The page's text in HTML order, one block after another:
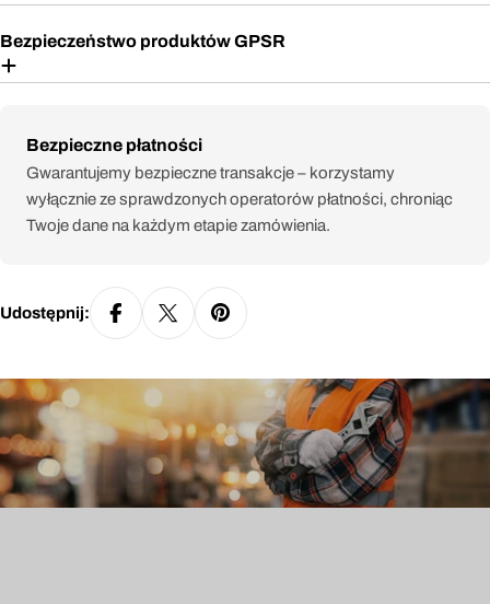
Bezpieczeństwo produktów GPSR
Bezpieczne płatności
Metody
płatności
Gwarantujemy bezpieczne transakcje – korzystamy
wyłącznie ze sprawdzonych operatorów płatności, chroniąc
Twoje dane na każdym etapie zamówienia.
Udostępnij: